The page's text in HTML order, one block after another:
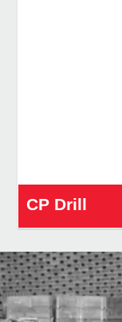
CP Drill